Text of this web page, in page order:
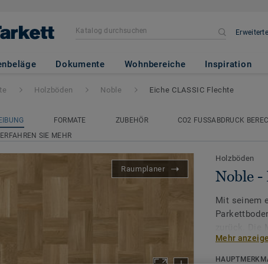
Dokumente Wohnbereiche Inspiration
- Eiche CLASSIC Flechte
Holzböden Noble Eiche CLASSIC Flechte
FORMATE ZUBEHÖR CO2 FUSSABDRUCK
ERFAHREN SIE MEHR
Raumplaner
Holzböden
Noble -
Mit seinem
Lichteinfall
dem Raum
Mehr